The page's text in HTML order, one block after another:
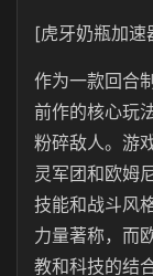
[虎牙奶瓶加速
作为一款回合
前作的核心玩
粉碎敌人。游
灵军团和欧姆
技能和战斗风
力量著称，而
教和科技的结